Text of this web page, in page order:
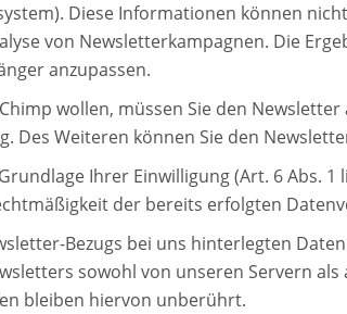
Diese Informationen können
von Newsletterkampagnen. Die
anzupassen.
wollen, müssen Sie den
Des Weiteren können Sie den
Ihrer Einwilligung (Art. 6 Abs.
der bereits erfolgten
Bezugs bei uns hinterlegten
sowohl von unseren Servern
bleiben hiervon unberührt.